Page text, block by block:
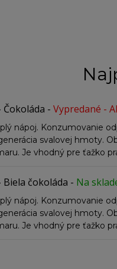
-
nápoj. Konzumovanie
svalovej hmoty.
Je vhodný pre ťažko
čokoláda - Na
nápoj. Konzumovanie
svalovej hmoty.
Je vhodný pre ťažko